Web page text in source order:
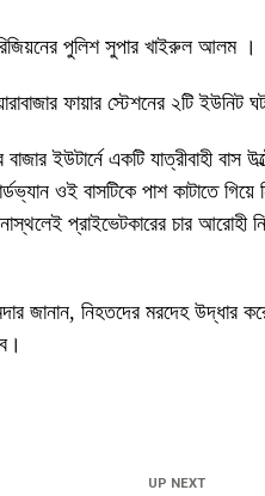
রিজিয়নের পুলিশ সুপার খাইরুল আলম ।
ফায়ার স্টেশনের ২টি
ইউটার্নে একটি যাত্রীবাহী বাস
ওই বাসটিকে পাশ কাটাতে গিয়ে
প্রাইভেটকারের চার
জানান, নিহতদের মরদেহ
UP NEXT